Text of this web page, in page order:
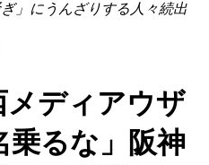
」にうんざりする人々続出
メディアウザ
乗るな」阪神